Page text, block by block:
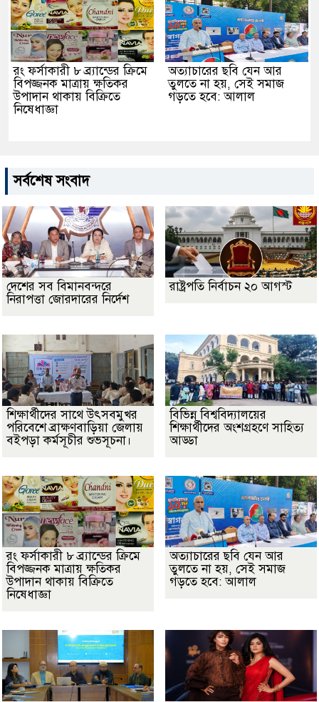
রং ফর্সাকারী ৮ ব্র্যান্ডের ক্রিমে
বিপজ্জনক মাত্রায় ক্ষতিকর
উপাদান থাকায় বিক্রিতে
নিষেধাজ্ঞা
অত্যাচারের ছবি যেন আর
তুলতে না হয়, সেই সমাজ
গড়তে হবে: আলাল
সর্বশেষ সংবাদ
দেশের সব বিমানবন্দরে
নিরাপত্তা জোরদারের নির্দেশ
রাষ্ট্রপতি নির্বাচন ২০ আগস্ট
শিক্ষার্থীদের সাথে উৎসবমুখর
পরিবেশে ব্রাক্ষণবাড়িয়া জেলায়
বইপড়া কর্মসূচীর শুভসূচনা।
বিভিন্ন বিশ্ববিদ্যালয়ের
শিক্ষার্থীদের অংশগ্রহণে সাহিত্য
আড্ডা
রং ফর্সাকারী ৮ ব্র্যান্ডের ক্রিমে
বিপজ্জনক মাত্রায় ক্ষতিকর
উপাদান থাকায় বিক্রিতে
নিষেধাজ্ঞা
অত্যাচারের ছবি যেন আর
তুলতে না হয়, সেই সমাজ
গড়তে হবে: আলাল